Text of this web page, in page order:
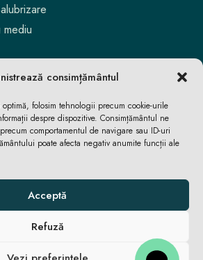
consimțământul
folosim tehnologii precum cookie-urile
despre dispozitive. Consimțământul ne
comportamentul de navigare sau ID-uri
poate afecta negativ anumite funcții ale
Acceptă
Refuză
ACASĂ ȘTIRI